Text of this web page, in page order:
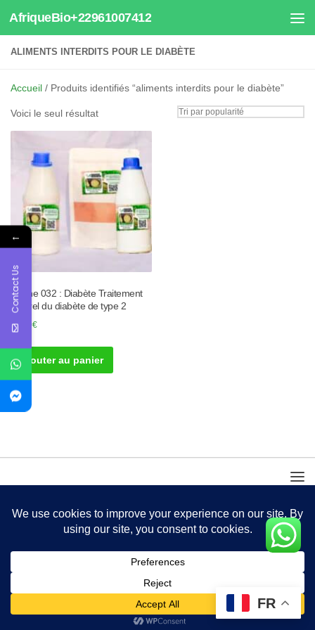
Au dessous du contenu
AfriqueBio+22961007412
ALIMENTS INTERDITS POUR LE DIABÈTE
Accueil / Produits identifiés “aliments interdits pour le diabète”
Voici le seul résultat
Tisane 032 : Diabète Traitement
naturel du diabète de type 2
30.00€
Ajouter au panier
FR
←
Contact Us